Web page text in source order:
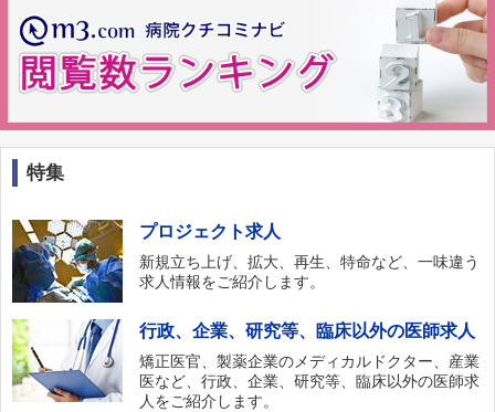
特集
プロジェクト求人
新規立ち上げ、拡大、再生、特命など、一味違う
求人情報をご紹介します。
行政、企業、研究等、臨床以外の医師求人
矯正医官、製薬企業のメディカルドクター、産業
医など、行政、企業、研究等、臨床以外の医師求
人をご紹介します。